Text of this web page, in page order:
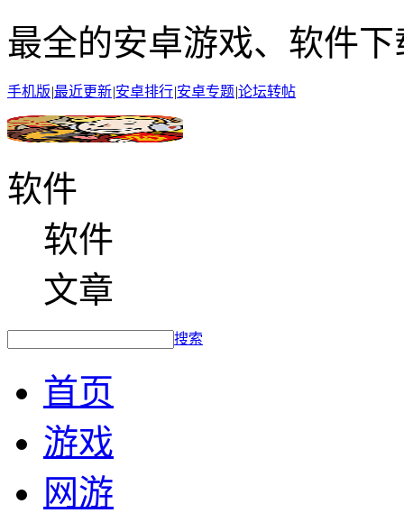
最全的安卓游戏、软件下
手机版|最近更新|安卓排行|安卓专题|论坛转帖
软件
软件
文章
搜索
首页
游戏
网游